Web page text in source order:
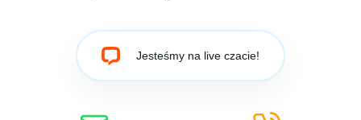
Jesteśmy na live czacie!